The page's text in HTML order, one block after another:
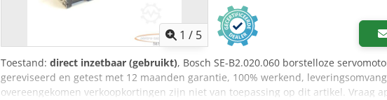
1 / 5
Toestand: direct inzetbaar (gebruikt), Bosch SE-B2.020.060 borstelloze
gereviseerd en getest met 12 maanden garantie, 100% werkend,
overeengekomen verkoopkortingen zijn niet van toepassing op dit artikel. Vraag